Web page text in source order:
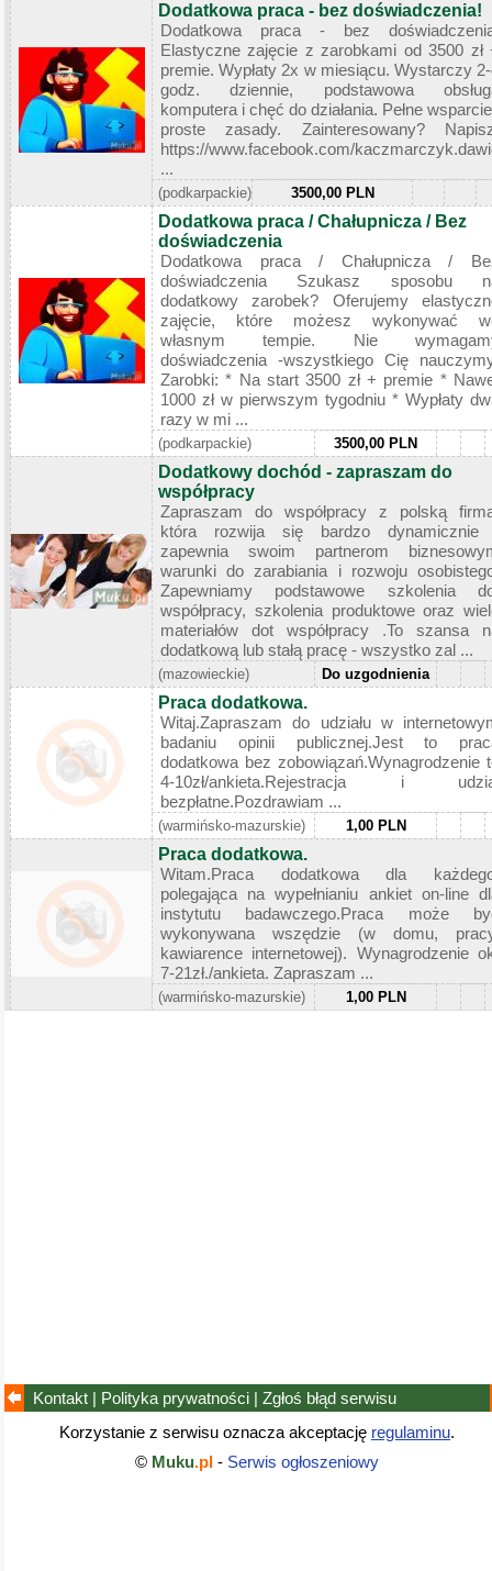
Dodatkowa praca - bez doświadczenia!
Dodatkowa praca - bez
Elastyczne zajęcie z zarobkami od 3500 zł
premie. Wypłaty 2x w miesiącu. Wystarczy
godz. dziennie, podstawowa
komputera i chęć do działania. Pełne
proste zasady. Zainteresowany?
https://www.facebook.com/
...
(podkarpackie) 3500,00 PLN
Dodatkowa praca / Chałupnicza / Bez
doświadczenia
Dodatkowa praca / Chałupnicza /
doświadczenia Szukasz sposobu
dodatkowy zarobek? Oferujemy
zajęcie, które możesz wykonywać
własnym tempie. Nie
doświadczenia -wszystkiego Cię
Zarobki: * Na start 3500 zł + premie *
1000 zł w pierwszym tygodniu * Wypłaty
razy w mi ...
(podkarpackie) 3500,00 PLN
Dodatkowy dochód - zapraszam do
współpracy
Zapraszam do współpracy z polską
która rozwija się bardzo
zapewnia swoim partnerom
warunki do zarabiania i rozwoju
Zapewniamy podstawowe szkolenia
współpracy, szkolenia produktowe oraz
materiałów dot współpracy .To szansa
dodatkową lub stałą pracę - wszystko zal ...
(mazowieckie) Do uzgodnienia
Praca dodatkowa.
Witaj.Zapraszam do udziału w
badaniu opinii publicznej.Jest to
dodatkowa bez zobowiązań.Wynagrodzenie
4-10zł/ankieta.Rejestracja i
bezpłatne.Pozdrawiam ...
(warmińsko-mazurskie) 1,00 PLN
Praca dodatkowa.
Witam.Praca dodatkowa dla
polegająca na wypełnianiu ankiet on-line
instytutu badawczego.Praca może
wykonywana wszędzie (w domu,
kawiarence internetowej). Wynagrodzenie
7-21zł./ankieta. Zapraszam ...
(warmińsko-mazurskie) 1,00 PLN
Kontakt | Polityka prywatności | Zgłoś błąd serwisu
Korzystanie z serwisu oznacza akceptację regulaminu.
© Muku.pl - Serwis ogłoszeniowy